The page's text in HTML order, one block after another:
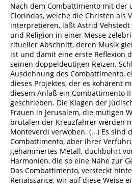
Nach dem Combattimento mit der
Clorindas, welche die Christen als
interpretieren, läßt Astrid Vehstedt
und Religion in einer Messe
ritueller Abschnitt, deren Musik
ist und damit eine erste Reflexion
seinen doppeldeutigen Reizen.
Ausdehnung des Combattimento,
dieses Projektes, der es kohärent
diesem Anlaß ein Combattimento
geschrieben. Die Klagen der
Frauen in Jerusalem, die mutigen
brutalen der Kreuzfahrer werden
Monteverdi verwoben. (...) Es sind
Combattimento, aber ihrer
gehämmertes Metall, duchbohrt
Harmonien, die so eine Nähe zur
Das Combattimento, versteckt
Renaissance, wir auf diese Weise